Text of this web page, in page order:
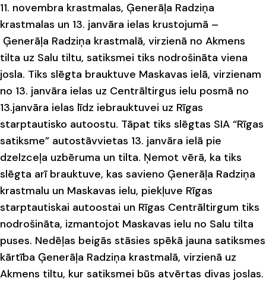
11. novembra krastmalas, Ģenerāļa Radziņa
krastmalas un 13. janvāra ielas krustojumā –
Ģenerāļa Radziņa krastmalā, virzienā no Akmens
tilta uz Salu tiltu, satiksmei tiks nodrošināta viena
josla. Tiks slēgta brauktuve Maskavas ielā, virzienam
no 13. janvāra ielas uz Centrāltirgus ielu posmā no
13.janvāra ielas līdz iebrauktuvei uz Rīgas
starptautisko autoostu. Tāpat tiks slēgtas SIA “Rīgas
satiksme” autostāvvietas 13. janvāra ielā pie
dzelzceļa uzbēruma un tilta. Ņemot vērā, ka tiks
slēgta arī brauktuve, kas savieno Ģenerāļa Radziņa
krastmalu un Maskavas ielu, piekļuve Rīgas
starptautiskai autoostai un Rīgas Centrāltirgum tiks
nodrošināta, izmantojot Maskavas ielu no Salu tilta
puses. Nedēļas beigās stāsies spēkā jauna satiksmes
kārtība Ģenerāļa Radziņa krastmalā, virzienā uz
Akmens tiltu, kur satiksmei būs atvērtas divas joslas.